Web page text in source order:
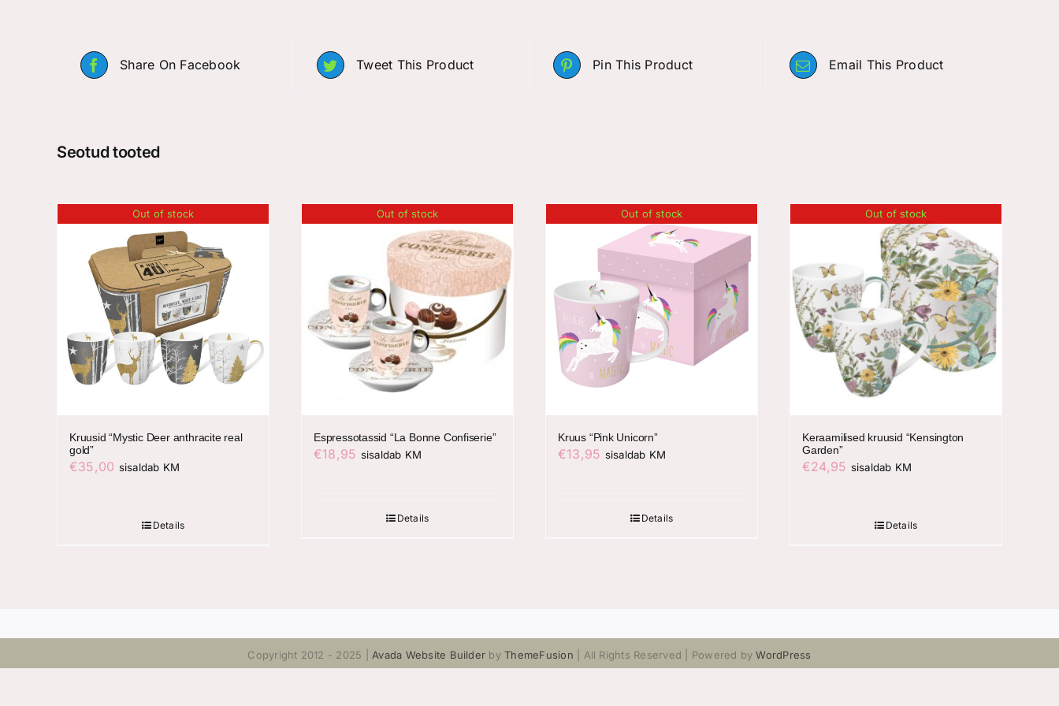
Share On Facebook Tweet This Product Pin This Product Email This Product
Seotud tooted
Out of stock
Kruusid “Mystic Deer anthracite real
gold”
€35,00 sisaldab KM
Details
Out of stock
Espressotassid “La Bonne Confiserie”
€18,95 sisaldab KM
Details
Out of stock
Kruus “Pink Unicorn”
€13,95 sisaldab KM
Details
Out of stock
Keraamilised kruusid “Kensington
Garden”
€24,95 sisaldab KM
Details
Copyright 2012 - 2025 | Avada Website Builder byThemeFusion | All Rights Reserved | Powered byWordPress